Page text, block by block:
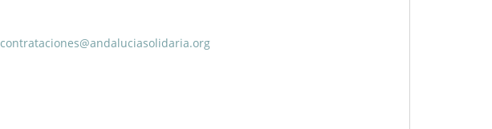
contrataciones@andaluciasolidaria.org